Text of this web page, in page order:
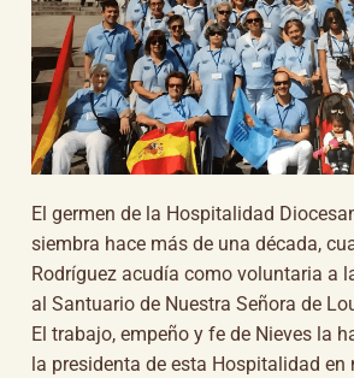
El germen de la Hospitalidad
siembra hace más de una década,
Rodríguez acudía como voluntaria a
al Santuario de Nuestra Señora de
El trabajo, empeño y fe de Nieves la
la presidenta de esta Hospitalidad en